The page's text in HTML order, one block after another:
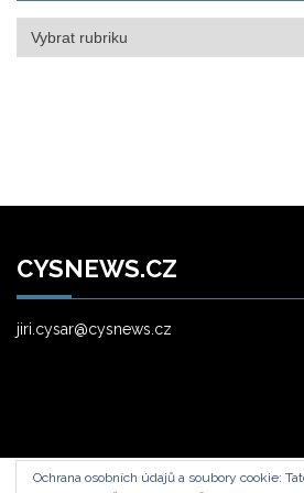
Rubriky
CYSNEWS.CZ
jiri.cysar@cysnews.cz
Ochrana osobních údajů a soubory cookie: